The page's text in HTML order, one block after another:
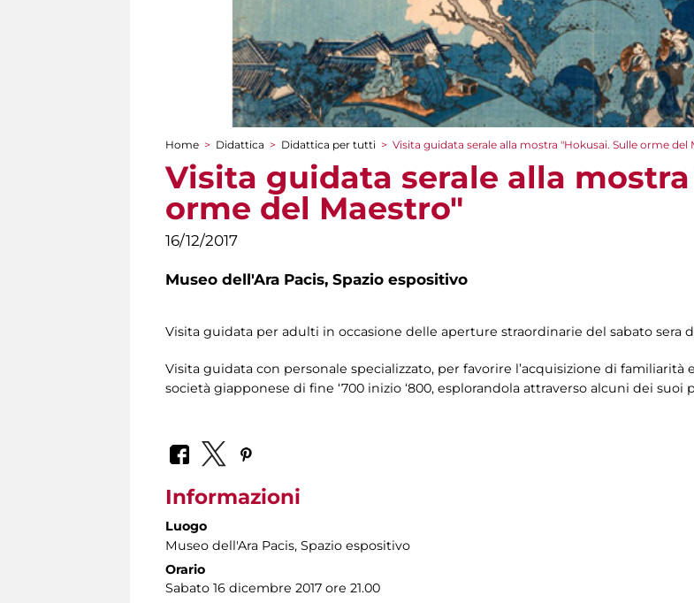
Tu sei qui
Home > Didattica > Didattica per tutti > Visita guidata serale alla mostra "Hokusai. Sulle orme del
Visita guidata serale alla
orme del Maestro"
16/12/2017
Museo dell'Ara Pacis, Spazio espositivo
Visita guidata per adulti in occasione delle aperture straordinarie del sabato sera
Visita guidata con personale specializzato, per favorire l’acquisizione di
società giapponese di fine ‘700 inizio ‘800, esplorandola attraverso alcuni dei
Informazioni
Luogo
Museo dell'Ara Pacis, Spazio espositivo
Orario
Sabato 16 dicembre 2017 ore 21.00